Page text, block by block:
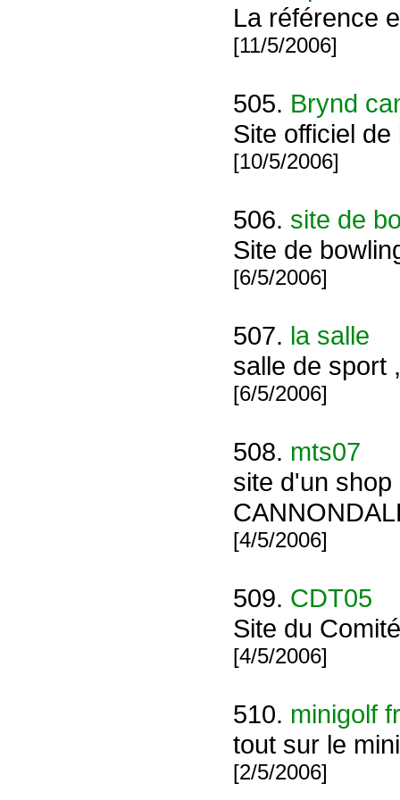
La référence
[11/5/2006]
505. Brynd
Site officiel
[10/5/2006]
506. site de
Site de
[6/5/2006]
507. la salle
salle de sport
[6/5/2006]
508. mts07
site d'un
[4/5/2006]
509. CDT05
Site du
[4/5/2006]
510. minigolf
tout sur le
[2/5/2006]